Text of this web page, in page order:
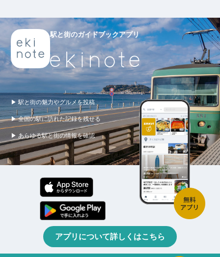
駅と街のガイドブックアプリ
▶ 駅と街の魅力やグルメを投稿
▶ 全国の駅に訪れた記録を残せる
▶ あらゆる駅と街の情報を確認
アプリについて詳しくはこちら